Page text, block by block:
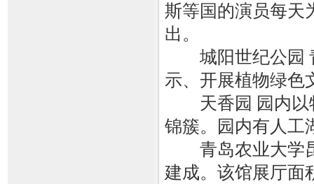
斯等国的演员每天
出。
城阳世纪公园
示、开展植物绿色
天香园 园内以
锦簇。园内有人工
青岛农业大学昆
建成。该馆展厅面